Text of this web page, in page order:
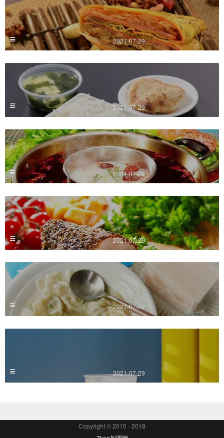
2021-07-29
2021-07-29
2021-07-29
2021-07-29
2021-07-29
2021-07-29
Copyright © 2015 - 2018